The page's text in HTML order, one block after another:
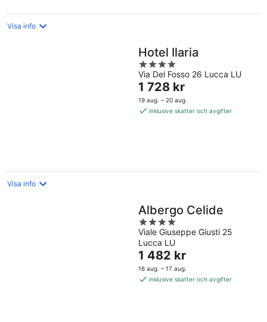
Visa info
Hotel Ilaria
4
out
of
5
Via Del Fosso 26 Lucca LU
Priset
är
1 728 kr
1 728 kr
19 aug. – 20 aug.
inklusive skatter och avgifter
Visa info
Albergo Celide
4
out
of
5
Viale Giuseppe Giusti 25
Lucca LU
Priset
är
1 482 kr
1 482 kr
16 aug. – 17 aug.
inklusive skatter och avgifter